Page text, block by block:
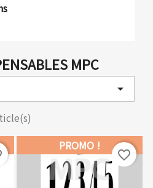
MPC

PROMO !
favorite_border